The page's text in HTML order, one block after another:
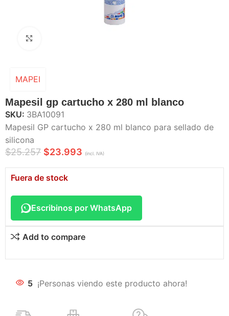
Mapesil gp cartucho x 280 ml blanco
MAPEI
SKU: 3BA10091
Mapesil GP cartucho x 280 ml blanco para sellado de
silicona
$25.257 $23.993 (incl. IVA)
Fuera de stock
Escribinos por WhatsApp
Add to compare
5 ¡Personas viendo este producto ahora!